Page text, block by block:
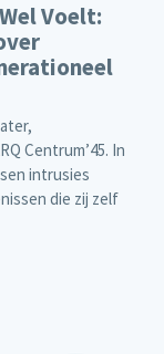
Voelt:
Centrum’45. In
intrusies
die zij zelf